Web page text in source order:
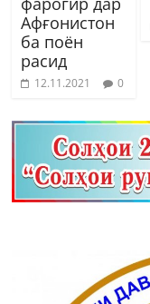
Афғонистон
ба поён
расид
12.11.2021 0